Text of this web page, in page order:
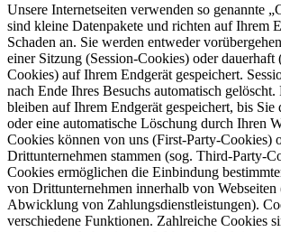
Unsere Internetseiten verwenden so genannte
sind kleine Datenpakete und richten auf Ihrem
Schaden an. Sie werden entweder
einer Sitzung (Session-Cookies) oder dauerhaft
Cookies) auf Ihrem Endgerät gespeichert.
nach Ende Ihres Besuchs automatisch gelöscht.
bleiben auf Ihrem Endgerät gespeichert, bis Sie
oder eine automatische Löschung durch Ihren
Cookies können von uns (First-Party-Cookies)
Drittunternehmen stammen (sog. Third-Party-
Cookies ermöglichen die Einbindung
von Drittunternehmen innerhalb von
Abwicklung von Zahlungsdienstleistungen).
verschiedene Funktionen. Zahlreiche Cookies